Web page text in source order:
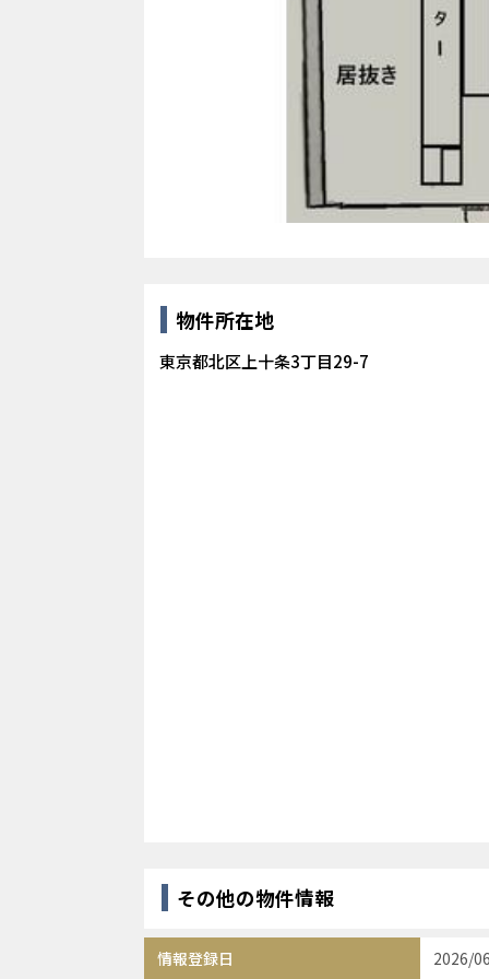
物件所在地
東京都北区上十条3丁目29-7
その他の物件情報
情報登録日 2026/